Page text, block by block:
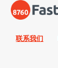
联系我们